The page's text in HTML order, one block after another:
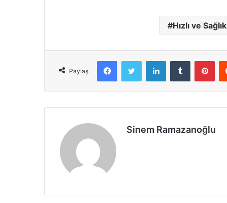
Hızlı ve
Paylaş
Facebook
X LinkedInTumblr
Sinem Ramazanoğlu